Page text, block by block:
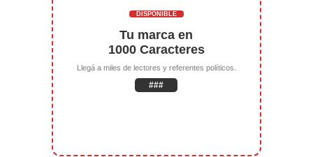
DISPONIBLE
Tu marca en
1000 Caracteres
Llegá a miles de lectores y referentes políticos.
###